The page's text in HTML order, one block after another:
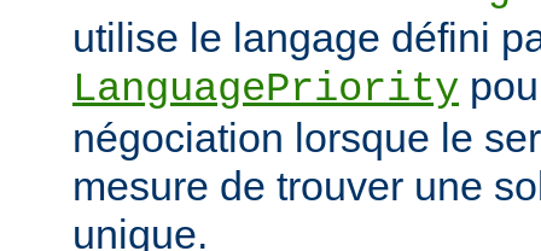
utilise le langage défini
LanguagePriority
négociation lorsque le
mesure de trouver une
unique.